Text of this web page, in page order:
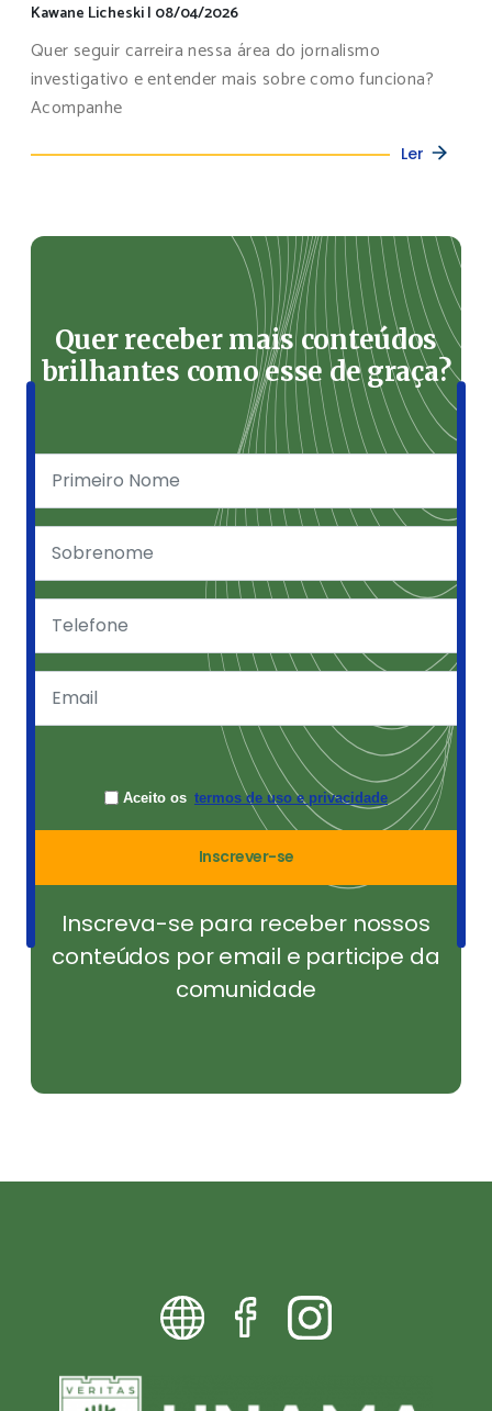
Kawane Licheski| 08/04/2026
Quer seguir carreira nessa área do jornalismo
investigativo e entender mais sobre como funciona?
Acompanhe
Ler
Quer receber mais conteúdos
brilhantes como esse de graça?
Aceito os termos de uso e privacidade
Inscrever-se
Inscreva-se para receber nossos
conteúdos por email e participe da
comunidade